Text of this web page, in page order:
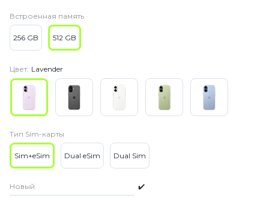
Встроенная память
256 GB 512 GB
Цвет: Lavender
Тип Sim-карты
Sim+eSim Dual eSim Dual Sim
Новый ✔️